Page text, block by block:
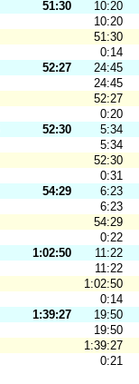
51:30
10:20
10:20
51:30
0:14
52:27
24:45
24:45
52:27
0:20
52:30
5:34
5:34
52:30
0:31
54:29
6:23
6:23
54:29
0:22
1:02:50
11:22
11:22
1:02:50
0:14
1:39:27
19:50
19:50
1:39:27
0:21